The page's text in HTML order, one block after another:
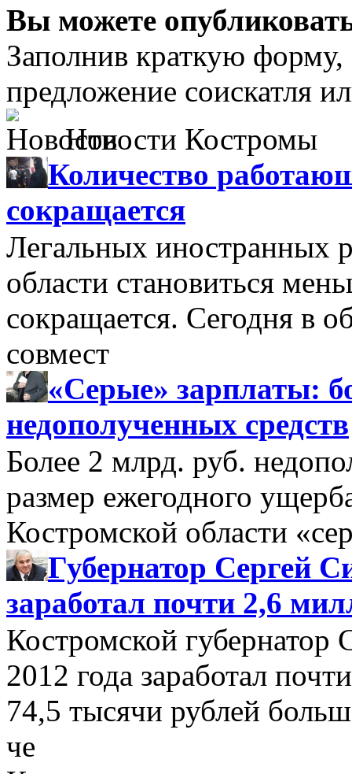
Вы можете
Заполнив краткую
предложение соискатля
Новости Костромы
Количество
сокращается
Легальных иностранных
области становиться
сокращается. Сегодня в
совмест
«Серые» зарплаты:
недополученных средств
Более 2 млрд. руб.
размер ежегодного
Костромской области
Губернатор Сергей
заработал почти 2,6
Костромской губернатор
2012 года заработал
74,5 тысячи рублей
че